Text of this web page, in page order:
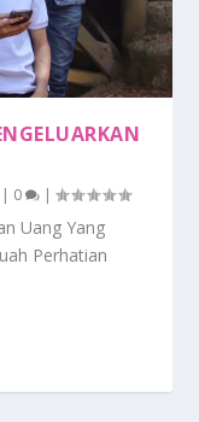
| 0 |
Uang Yang
Perhatian